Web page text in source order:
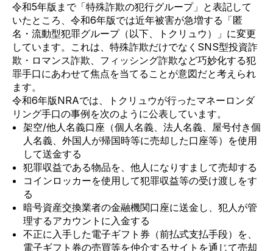
令和5年版まで「特殊詐欺の犯行グループ」と表記して
いたところ、令和6年版では近年被害が急増する「匿
名・流動型犯罪グループ（以下、トクリュウ）」に変更
しています。これは、特殊詐欺だけでなくSNS型投資詐
欺・ロマンス詐欺、フィッシング詐欺など巧妙化する犯
罪手口にあわせて焦点を当てることが意図だと考えられ
ます。
令和6年版NRAでは、トクリュウが行ったマネーロンダ
リング手口の事例を次のように公表しています。
架空/他人名義口座（個人名義、法人名義、屋号付き個
人名義、外国人が帰国時等に売却した口座等）を使用
して送金する
犯罪収益である物品を、他人になりすまして売却する
コインロッカーを使用して犯罪収益等の受け渡しをす
る
暗号資産交換業者の金融機関口座に送金し、犯人が管
理するアカウントに入金する
不正に入手した電子ギフト券（前払式支払手段）を、
電子ギフト券の売買等を仲介するサイトを通じて売却